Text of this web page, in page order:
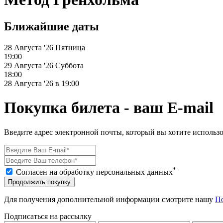
Ближайшие даты
28 Августа '26 Пятница
19:00
29 Августа '26 Суббота
18:00
28 Августа '26 в 19:00
Покупка билета - ваш E-mail
Введите адрес электронной почты, который вы хотите
Согласен на обработку персональных данных*
Продолжить покупку
Для получения дополнительной информации смотрите нашу
Подписаться на рассылку